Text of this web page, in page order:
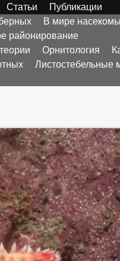
Статьи
Публикации
В мире
районирование
Орнитология
Листостебельные